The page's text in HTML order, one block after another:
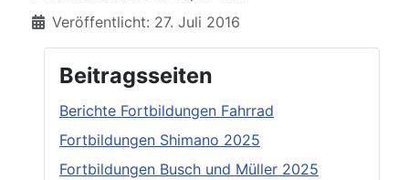
Veröffentlicht: 27. Juli 2016
Beitragsseiten
Berichte Fortbildungen Fahrrad
Fortbildungen Shimano 2025
Fortbildungen Busch und Müller 2025